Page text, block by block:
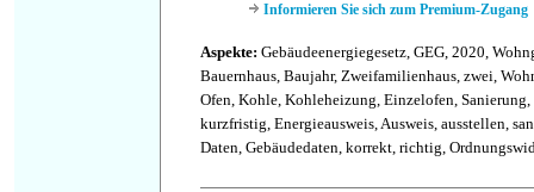
Informieren Sie sich zum Premium-Zugang
Aspekte: Gebäudeenergiegesetz, GEG, 2020,
Bauernhaus, Baujahr, Zweifamilienhaus, zwei,
Ofen, Kohle, Kohleheizung, Einzelofen, Sanierung,
kurzfristig, Energieausweis, Ausweis, ausstellen,
Daten, Gebäudedaten, korrekt, richtig,